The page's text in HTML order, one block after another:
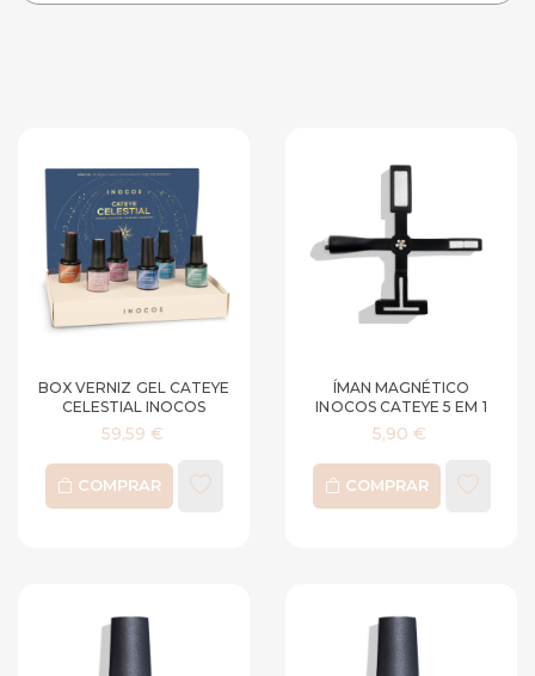
BOX VERNIZ GEL CATEYE
CELESTIAL INOCOS
59,59 €
COMPRAR
ÍMAN MAGNÉTICO
INOCOS CATEYE 5 EM 1
5,90 €
COMPRAR